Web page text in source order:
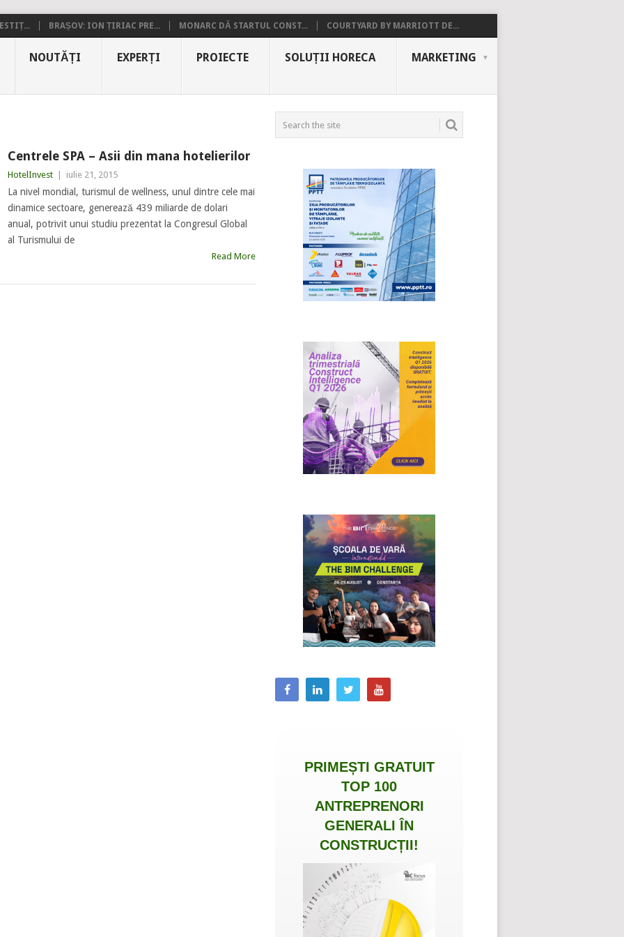
BRAȘOV: ION ȚIRIAC PRE... MONARC DĂ STARTUL CONST... COURTYARD BY MARRIOTT DE...
NOUTĂȚI EXPERȚI PROIECTE SOLUȚII HORECA MARKETING
Centrele SPA – Asii din mana hotelierilor
HotelInvest iulie 21, 2015
La nivel mondial, turismul de wellness, unul dintre cele mai
dinamice sectoare, generează 439 miliarde de dolari
anual, potrivit unui studiu prezentat la Congresul Global
al Turismului de
Read More
PRIMEȘTI GRATUIT
TOP 100
ANTREPRENORI
GENERALI ÎN
CONSTRUCȚII!